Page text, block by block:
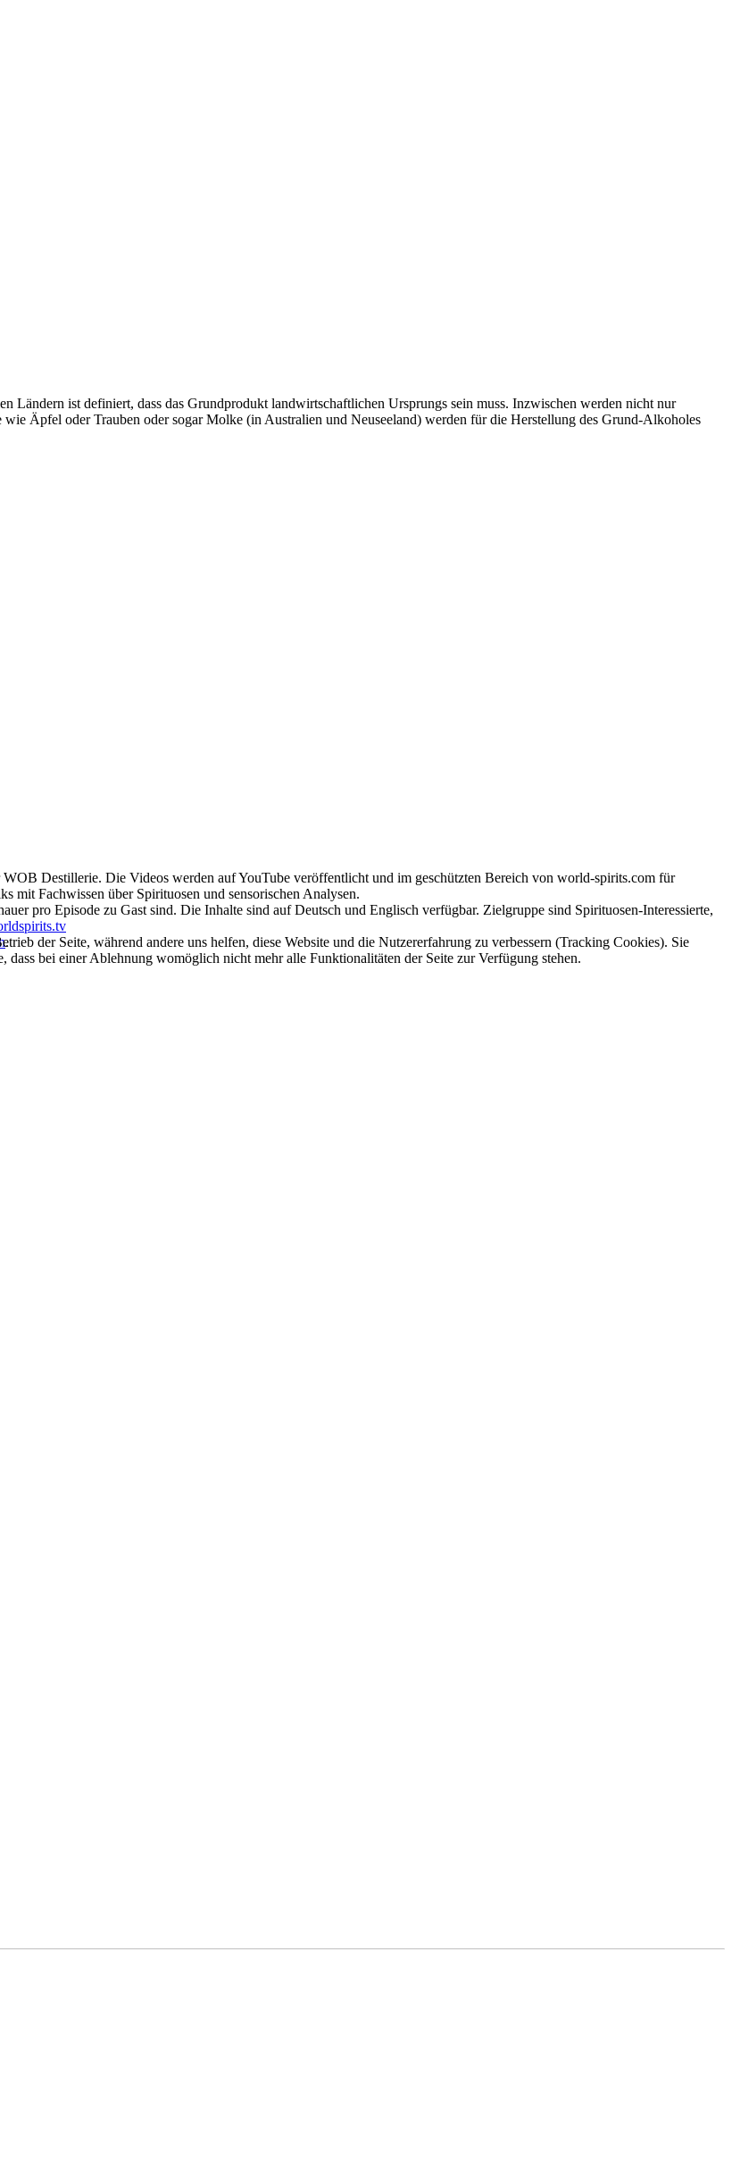
Ländern ist definiert, dass das Grundprodukt landwirtschaftlichen Ursprungs sein muss. Inzwischen werden nicht nur
Äpfel oder Trauben oder sogar Molke (in Australien und Neuseeland) werden für die Herstellung des Grund-Alkoholes
Destillerie. Die Videos werden auf YouTube veröffentlicht und im geschützten Bereich von world-spirits.com für
mit Fachwissen über Spirituosen und sensorischen Analysen.
pro Episode zu Gast sind. Die Inhalte sind auf Deutsch und Englisch verfügbar. Zielgruppe sind Spirituosen-Interessierte,
.
der Seite, während andere uns helfen, diese Website und die Nutzererfahrung zu verbessern (Tracking Cookies). Sie
dass bei einer Ablehnung womöglich nicht mehr alle Funktionalitäten der Seite zur Verfügung stehen.